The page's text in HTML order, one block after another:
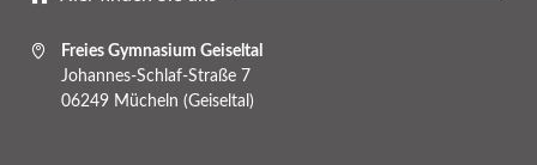
Freies Gymnasium Geiseltal
Johannes-Schlaf-Straße 7
06249 Mücheln (Geiseltal)